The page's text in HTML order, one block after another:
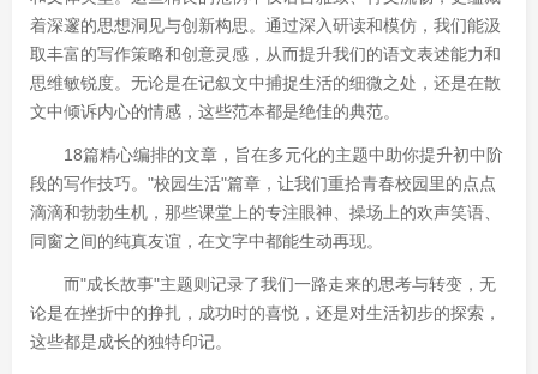
着深邃的思想洞见与创新构思。通过深入研读和模仿，我们能汲
取丰富的写作策略和创意灵感，从而提升我们的语文表述能力和
思维敏锐度。无论是在记叙文中捕捉生活的细微之处，还是在散
文中倾诉内心的情感，这些范本都是绝佳的典范。
18篇精心编排的文章，旨在多元化的主题中助你提升初中阶
段的写作技巧。"校园生活"篇章，让我们重拾青春校园里的点点
滴滴和勃勃生机，那些课堂上的专注眼神、操场上的欢声笑语、
同窗之间的纯真友谊，在文字中都能生动再现。
而"成长故事"主题则记录了我们一路走来的思考与转变，无
论是在挫折中的挣扎，成功时的喜悦，还是对生活初步的探索，
这些都是成长的独特印记。